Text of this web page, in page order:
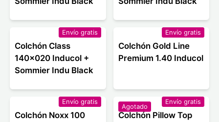
Envío gratis
Colchón Class
140x020 Inducol +
Sommier Indu Black
Envío gratis
Colchón Gold Line
Premium 1.40 Inducol
Envío gratis
Colchón Noxx 100
Agotado
Envío gratis
Colchón Pillow Top